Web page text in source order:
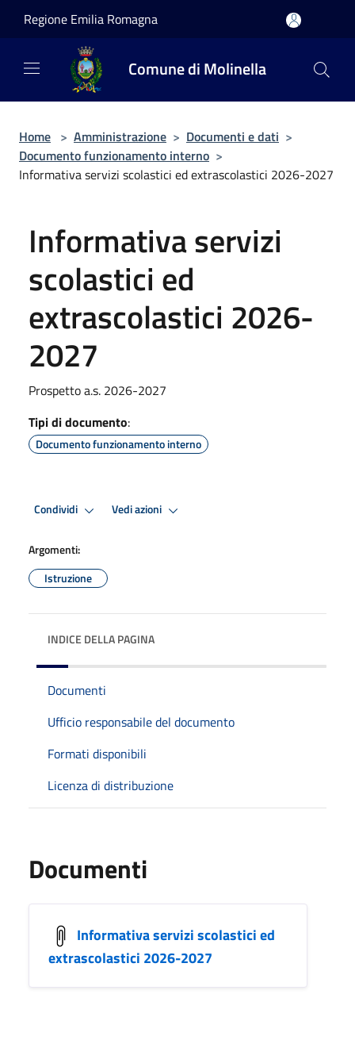
Regione Emilia Romagna
Comune di Molinella
Home > Amministrazione > Documenti e dati >
Documento funzionamento interno >
Informativa servizi scolastici ed extrascolastici 2026-2027
Informativa servizi
scolastici ed
extrascolastici 2026-
2027
Prospetto a.s. 2026-2027
Tipi di documento:
Documento funzionamento interno
Condividi Vedi azioni
Argomenti:
Istruzione
INDICE DELLA PAGINA
Documenti
Ufficio responsabile del documento
Formati disponibili
Licenza di distribuzione
Documenti
Informativa servizi scolastici ed
extrascolastici 2026-2027